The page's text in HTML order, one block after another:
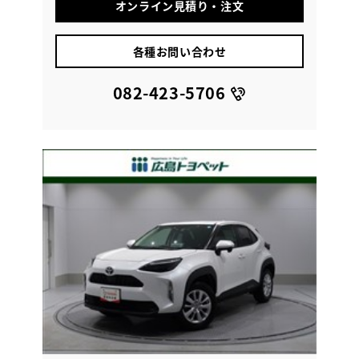
オンライン見積り・注文
各種お問い合わせ
082-423-5706